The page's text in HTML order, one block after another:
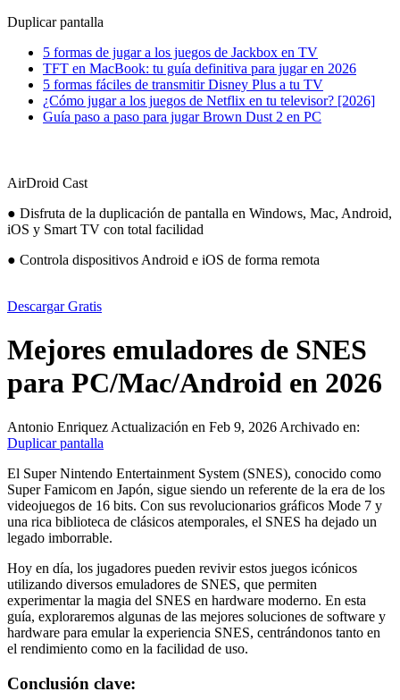
Duplicar pantalla
5 formas de jugar a los juegos de Jackbox en TV
TFT en MacBook: tu guía definitiva para jugar en 2026
5 formas fáciles de transmitir Disney Plus a tu TV
¿Cómo jugar a los juegos de Netflix en tu televisor? [2026]
Guía paso a paso para jugar Brown Dust 2 en PC
AirDroid Cast
● Disfruta de la duplicación de pantalla en Windows, Mac, Android,
iOS y Smart TV con total facilidad
● Controla dispositivos Android e iOS de forma remota
Descargar Gratis
Mejores emuladores de SNES
para PC/Mac/Android en 2026
Antonio Enriquez Actualización en Feb 9, 2026 Archivado en:
Duplicar pantalla
El Super Nintendo Entertainment System (SNES), conocido como
Super Famicom en Japón, sigue siendo un referente de la era de los
videojuegos de 16 bits. Con sus revolucionarios gráficos Mode 7 y
una rica biblioteca de clásicos atemporales, el SNES ha dejado un
legado imborrable.
Hoy en día, los jugadores pueden revivir estos juegos icónicos
utilizando diversos emuladores de SNES, que permiten
experimentar la magia del SNES en hardware moderno. En esta
guía, exploraremos algunas de las mejores soluciones de software y
hardware para emular la experiencia SNES, centrándonos tanto en
el rendimiento como en la facilidad de uso.
Conclusión clave: